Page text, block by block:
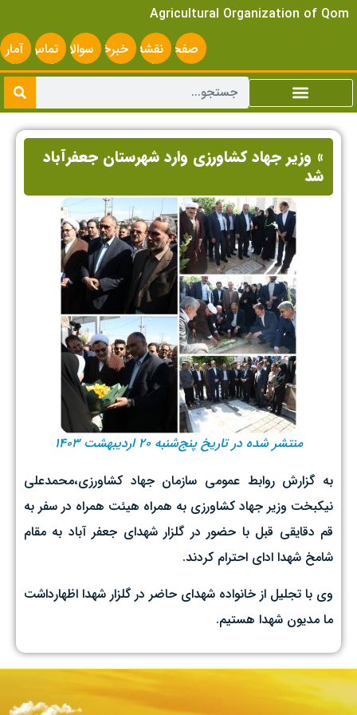
Agricultural Organization of Qom
صفحه
اصلی
نقشه
سایت
خبرخوانسوالات
متداول
تماس
با ما
آمار
» وزیر جهاد کشاورزی وارد شهرستان جعفرآباد
شد
منتشر شده در تاریخ پنج‌شنبه ۲۰ اردیبهشت ۱۴۰۳
به گزارش روابط عمومی سازمان جهاد کشاورزی،محمدعلی
نیکبخت وزیر جهاد کشاورزی به همراه هیئت همراه در سفر به
قم دقایقی قبل با حضور در گلزار شهدای جعفر آباد به مقام
شامخ شهدا ادای احترام کردند.
وی با تجلیل از خانواده شهدای حاضر در گلزار شهدا اظهارداشت
ما مدیون شهدا هستیم.